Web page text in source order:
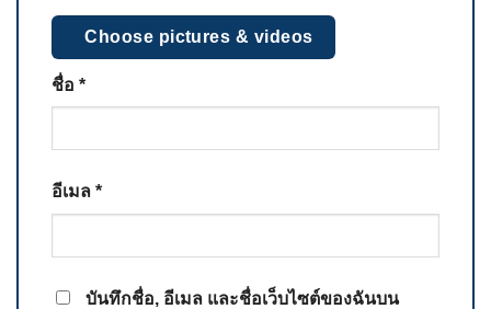
Choose pictures & videos
ชื่อ *
อีเมล *
บันทึกชื่อ, อีเมล และชื่อเว็บไซต์ของฉันบน